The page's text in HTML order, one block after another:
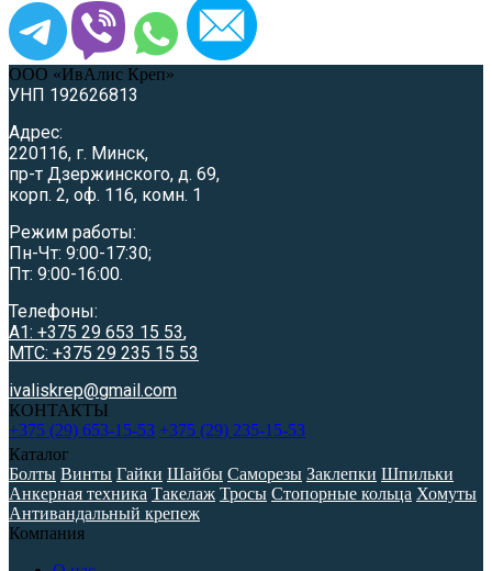
ООО «ИвАлис Креп»
УНП 192626813
Адрес:
220116, г. Минск,
пр-т Дзержинского, д. 69,
корп. 2, оф. 116, комн. 1
Режим работы:
Пн-Чт: 9:00-17:30;
Пт: 9:00-16:00.
Телефоны:
A1: +375 29 653 15 53,
МТС: +375 29 235 15 53
ivaliskrep@gmail.com
КОНТАКТЫ
+375 (29) 653-15-53 +375 (29) 235-15-53
Каталог
Болты Винты Гайки Шайбы Саморезы Заклепки Шпильки
Анкерная техника Такелаж Тросы Стопорные кольца Хомуты
Антивандальный крепеж
Компания